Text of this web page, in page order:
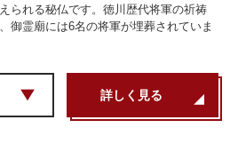
られる秘仏です。徳川歴代将軍の祈祷
御霊廟には6名の将軍が埋葬されていま
詳しく見る